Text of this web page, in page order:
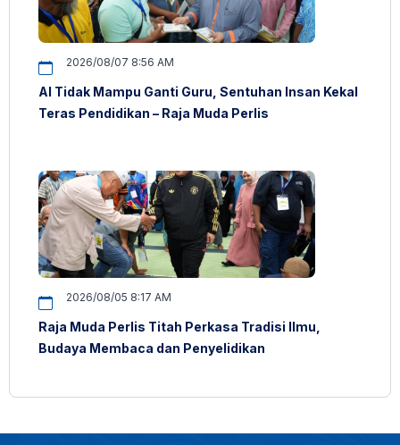
2026/08/07 8:56 AM
AI Tidak Mampu Ganti Guru, Sentuhan Insan Kekal
Teras Pendidikan – Raja Muda Perlis
2026/08/05 8:17 AM
Raja Muda Perlis Titah Perkasa Tradisi Ilmu,
Budaya Membaca dan Penyelidikan